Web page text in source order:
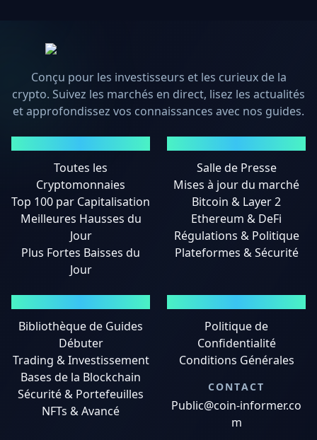
Conçu pour les investisseurs et les curieux de la
crypto. Suivez les marchés en direct, lisez les actualités
et approfondissez vos connaissances avec nos guides.
Toutes les
Cryptomonnaies
Top 100 par Capitalisation
Meilleures Hausses du
Jour
Plus Fortes Baisses du
Jour
Salle de Presse
Mises à jour du marché
Bitcoin & Layer 2
Ethereum & DeFi
Régulations & Politique
Plateformes & Sécurité
Bibliothèque de Guides
Débuter
Trading & Investissement
Bases de la Blockchain
Sécurité & Portefeuilles
NFTs & Avancé
Politique de
Confidentialité
Conditions Générales
CONTACT
Public@coin-informer.co
m